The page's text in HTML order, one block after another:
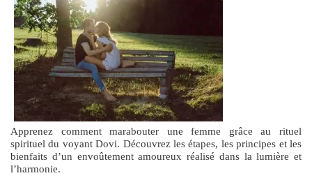
Apprenez comment marabouter une femme grâce au rituel
spirituel du voyant Dovi. Découvrez les étapes, les principes et les
bienfaits d’un envoûtement amoureux réalisé dans la lumière et
l’harmonie.